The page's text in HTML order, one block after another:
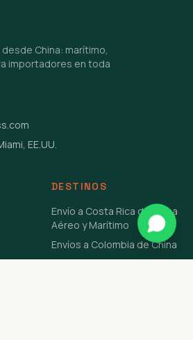
China: marítimo,
importadores en toda
EE.UU.
DESTINOS
Envío a Costa Rica de China
Aéreo y Marítimo
Envíos a Colombia de China